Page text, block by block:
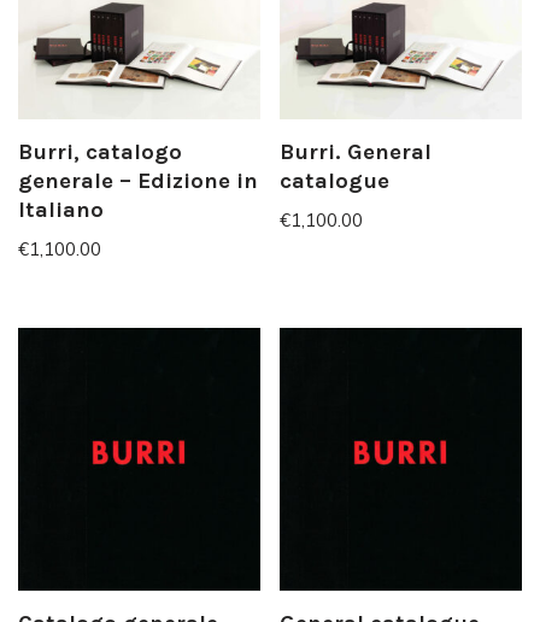
Burri, catalogo
generale – Edizione in
Italiano
€1,100.00
Burri. General
catalogue
€1,100.00